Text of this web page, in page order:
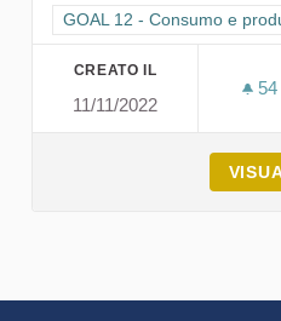
Filtra i risultati per
GOAL 12 - Consumo e
CREATO IL
11/11/2022
54